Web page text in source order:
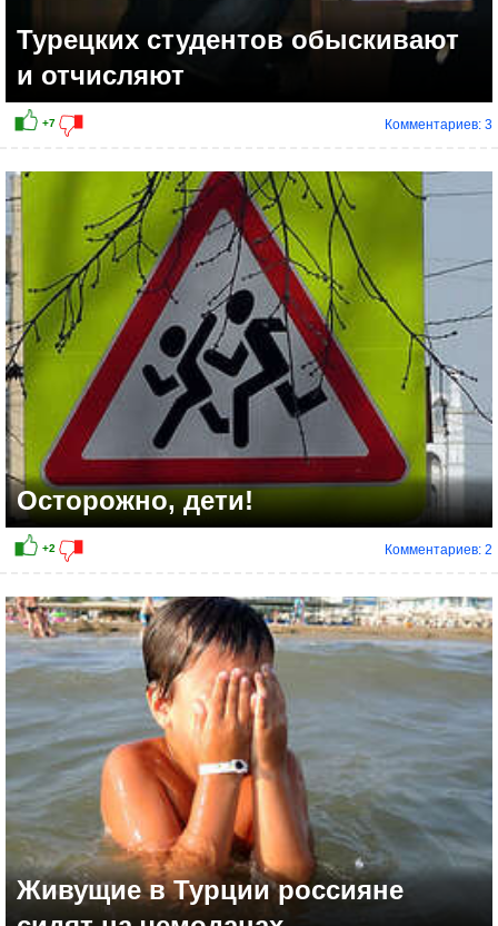
0
Турецких студентов обыскивают
и отчисляют
Комментариев: 3
Осторожно, дети!
Комментариев: 2
Живущие в Турции россияне